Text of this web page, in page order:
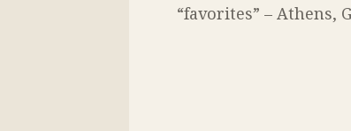
“favorites” – Athens,